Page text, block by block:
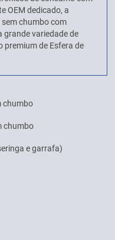
OEM dedicado, a
sem chumbo com
grande variedade de
premium de Esfera de
chumbo
chumbo
e garrafa)